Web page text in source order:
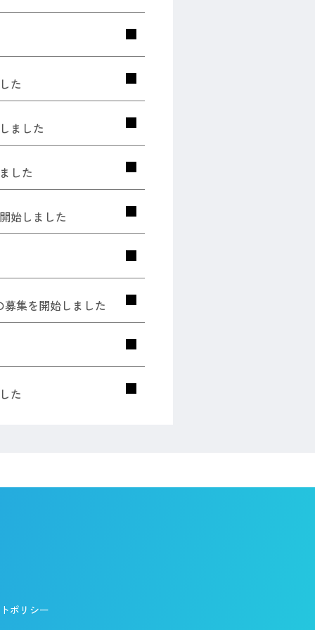
ベント
ップ
た
ました
した
始しました
集を開始しました
た
ポリシー